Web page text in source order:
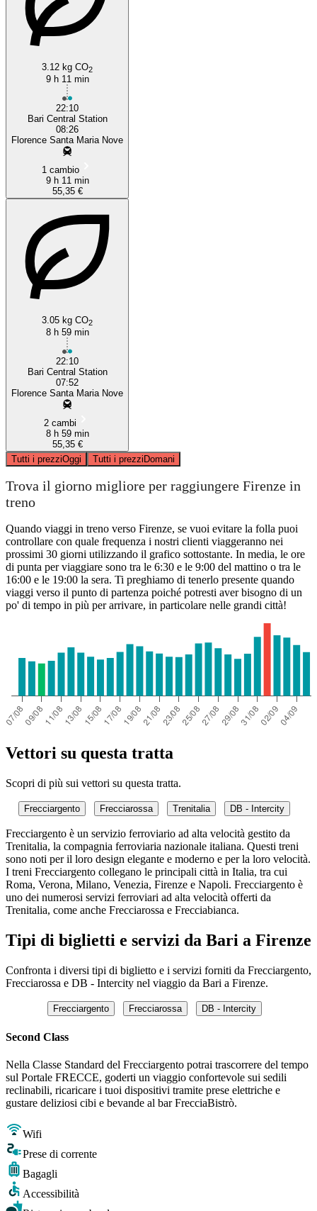
3.12 kg CO2
9 h 11 min
22:10
Bari Central Station
08:26
Florence Santa Maria Nove
1 cambio
9 h 11 min
55,35 €
3.05 kg CO2
8 h 59 min
22:10
Bari Central Station
07:52
Florence Santa Maria Nove
2 cambi
8 h 59 min
55,35 €
Tutti i prezziOggi Tutti i prezziDomani
Trova il giorno migliore per raggiungere Firenze in
treno
Quando viaggi in treno verso Firenze, se vuoi evitare la folla puoi
controllare con quale frequenza i nostri clienti viaggeranno nei
prossimi 30 giorni utilizzando il grafico sottostante. In media, le ore
di punta per viaggiare sono tra le 6:30 e le 9:00 del mattino o tra le
16:00 e le 19:00 la sera. Ti preghiamo di tenerlo presente quando
viaggi verso il punto di partenza poiché potresti aver bisogno di un
po' di tempo in più per arrivare, in particolare nelle grandi città!
Vettori su questa tratta
Scopri di più sui vettori su questa tratta.
Frecciargento Frecciarossa Trenitalia DB - Intercity
Frecciargento è un servizio ferroviario ad alta velocità gestito da
Trenitalia, la compagnia ferroviaria nazionale italiana. Questi treni
sono noti per il loro design elegante e moderno e per la loro velocità.
I treni Frecciargento collegano le principali città in Italia, tra cui
Roma, Verona, Milano, Venezia, Firenze e Napoli. Frecciargento è
uno dei numerosi servizi ferroviari ad alta velocità offerti da
Trenitalia, come anche Frecciarossa e Frecciabianca.
Tipi di biglietti e servizi da Bari a Firenze
Confronta i diversi tipi di biglietto e i servizi forniti da Frecciargento,
Frecciarossa e DB - Intercity nel viaggio da Bari a Firenze.
Frecciargento Frecciarossa DB - Intercity
Second Class
Nella Classe Standard del Frecciargento potrai trascorrere del tempo
sul Portale FRECCE, goderti un viaggio confortevole sui sedili
reclinabili, ricaricare i tuoi dispositivi tramite prese elettriche e
gustare deliziosi cibi e bevande al bar FrecciaBistrò.
Wifi
Prese di corrente
Bagagli
Accessibilità